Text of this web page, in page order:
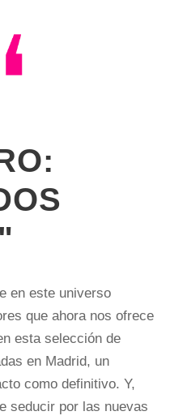
en este universo
que ahora nos ofrece
esta selección de
en Madrid, un
como definitivo. Y,
seducir por las nuevas